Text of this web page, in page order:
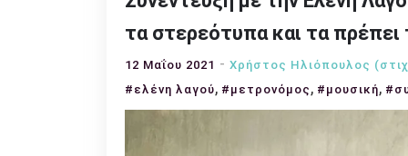
τα στερεότυπα και τα πρέπει
12 Μαΐου 2021 Χρήστος Ηλιόπουλος
#ελένη λαγού, #μετρονόμος , #μουσική,